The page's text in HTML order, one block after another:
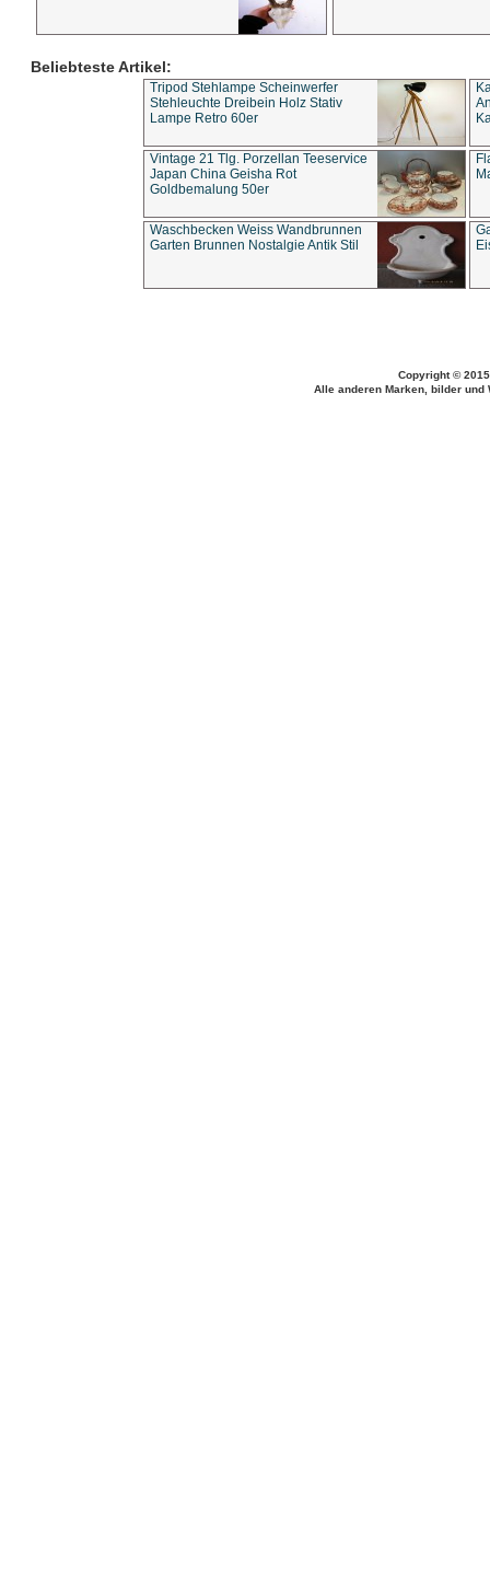
Beliebteste Artikel:
Tripod Stehlampe Scheinwerfer
Stehleuchte Dreibein Holz Stativ
Lampe Retro 60er
Vintage 21 Tlg. Porzellan Teeservice
Japan China Geisha Rot
Goldbemalung 50er
Waschbecken Weiss Wandbrunnen
Garten Brunnen Nostalgie Antik Stil
Copyright ©
Alle anderen Marken, bilder und